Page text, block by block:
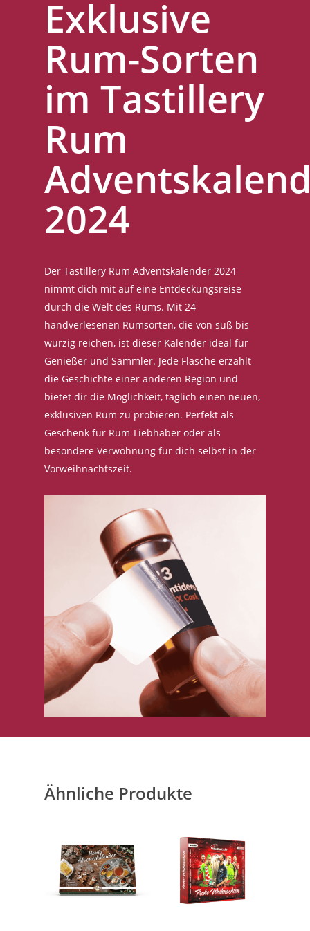
Exklusive
Rum-Sorten
im Tastillery
Rum
2024
Der Tastillery Rum Adventskalender 2024
nimmt dich mit auf eine Entdeckungsreise
durch die Welt des Rums. Mit 24
handverlesenen Rumsorten, die von süß bis
würzig reichen, ist dieser Kalender ideal für
Genießer und Sammler. Jede Flasche erzählt
die Geschichte einer anderen Region und
bietet dir die Möglichkeit, täglich einen neuen,
exklusiven Rum zu probieren. Perfekt als
Geschenk für Rum-Liebhaber oder als
besondere Verwöhnung für dich selbst in der
Vorweihnachtszeit.
Ähnliche Produkte